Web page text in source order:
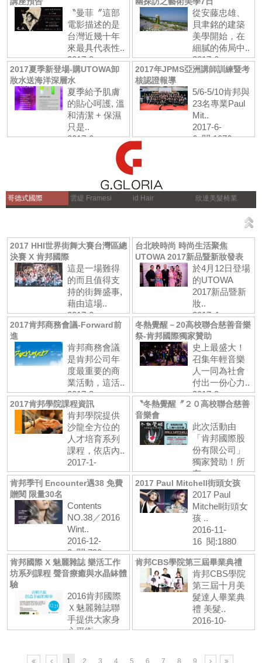
〝曼菲〞這部
電影描述的是
台灣近幾十年
來最具代表性..
2017-8-
18 閱:398
從安藤忠雄、
貝聿銘的建築
美學開始，在
細膩的佈局中..
2017-6-
23 閱:865
2017夏季新登場-購UTOWA卸
妝水送海洋深層水
夏季給予肌膚
的貼心呵護, 溫
和清潔 + 保濕
只是..
2017-6-
2017年JPMS亞洲講師訓練暨考
核認證報導
5/6-5/10肯邦與
23名專業Paul
Mit..
2017-6-
6 閱:1076
哥德式國際 雲緹 Framesi id Hair 欣達美髮椅業
2017 HHI世界街舞大賽台灣區總
決賽 X 肯邦國際
這是一場難得
的而且值得支
持的街舞盛事,
藉由這場..
2017-6-
3 閱:1317
台北映時尚 時尚生活聚焦
UTOWA 2017新品暨新妝發表
於4月12日登場
的UTOWA
2017新品暨新
妝..
2017-4-
24 閱:604
2017肯邦商務會議-Forward前
進
肯邦商務會議
是肯邦公司年
度最重要的商
業活動，這活..
2017-3-
19 閱:957
冬熱覺醒－20高校聯合慈善音樂
祭-肯邦國際獨家贊助
史上最盛大！
召集年輕音樂
人一同為社會
付出一份心力..
2017-2-
15 閱:713
2017肯邦學院課程資訊
肯邦學院提供
沙龍全方位的
人才培育系列
課程，依店內..
2017-1-
24 閱:1441
〝冬熱覺醒〞２０高校聯合慈善
音樂會
此次活動由
「肯邦國際股
份有限公司」
獨家贊助！所
有..
2017-1-
20 閱:905
肯邦季刊 Encounter遇38 免費
贈閱 限量30名
Contents
NO.38／2016
Wint..
2016-12-
2 閱:790
2017 Paul Mitchell街頭女孩
2017 Paul
Mitchell街頭女
孩 ..
2016-11-
16 閱:1880
肯邦國際 X 魅麗雜誌 樂活工作
坊系列課程 聲音療癒與水晶缽體
驗
2016肯邦國際
Ｘ魅麗雜誌聯
手提供大家身
心平衡，..
肯邦CBS學院第三屆畢業典禮
肯邦CBS學院
第三屆十月美
髮達人畢業典
禮 美髮..
2016-10-
26 閱:1530
1 2 3 4 5 6 7 8 9